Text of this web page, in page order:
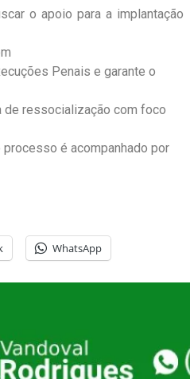
o apoio para a implantação
Penais e garante o
de ressocialização com foco
é acompanhado por
WhatsApp